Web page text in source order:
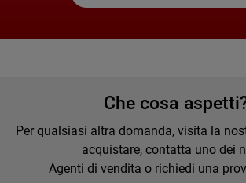
Che cosa
Per qualsiasi altra domanda, visita la
acquistare, contatta uno dei
Agenti di vendita o richiedi una